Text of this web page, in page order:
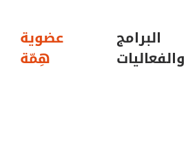
عضوية
هِمّة
البرامج